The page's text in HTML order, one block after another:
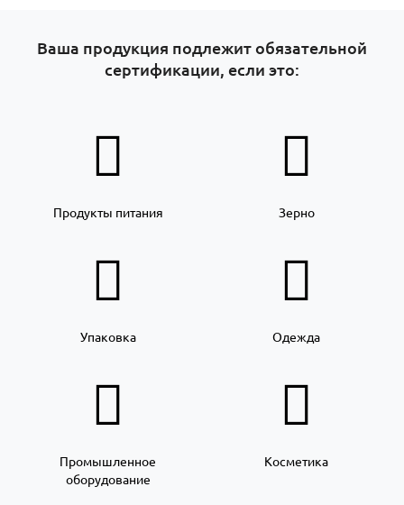
Ваша продукция подлежит обязательной
сертификации, если это:
Продукты питания Зерно
Упаковка Одежда
Промышленное
оборудование
Косметика